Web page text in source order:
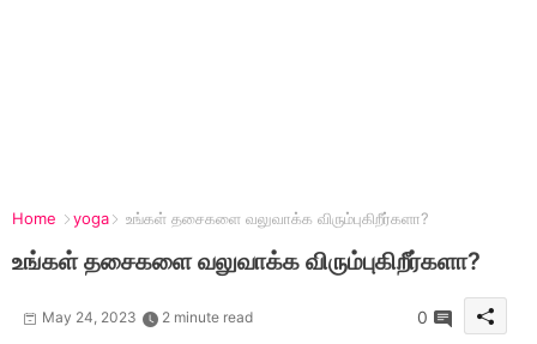
Home yoga உங்கள் தசைகளை வலுவாக்க விரும்புகிறீர்களா?
உங்கள் தசைகளை வலுவாக்க விரும்புகிறீர்களா?
May 24, 2023 2 minute read 0